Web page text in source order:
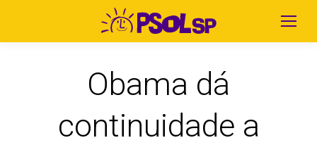
Obama dá
continuidade a